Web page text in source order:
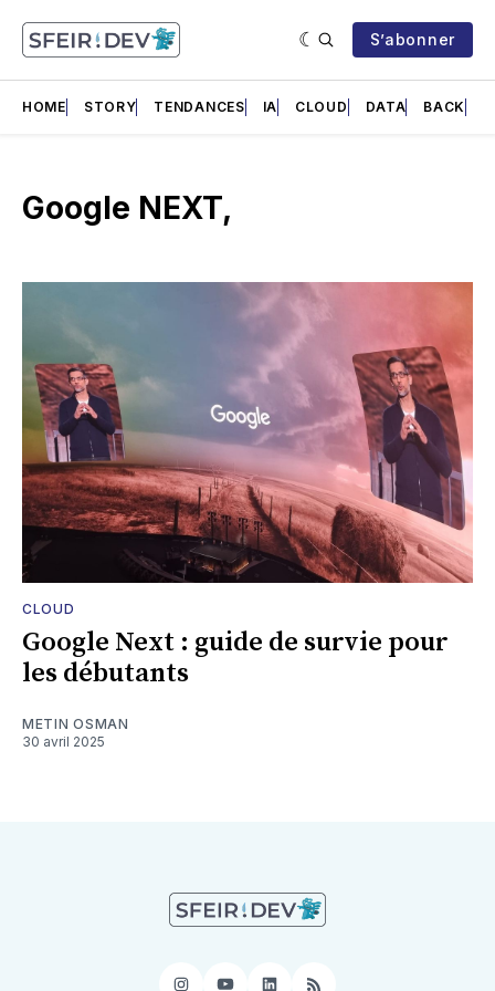
S’abonner
HOME STORY TENDANCES IA CLOUD DATA BACK
Google NEXT,
CLOUD
Google Next : guide de survie pour
les débutants
METIN OSMAN
30 avril 2025